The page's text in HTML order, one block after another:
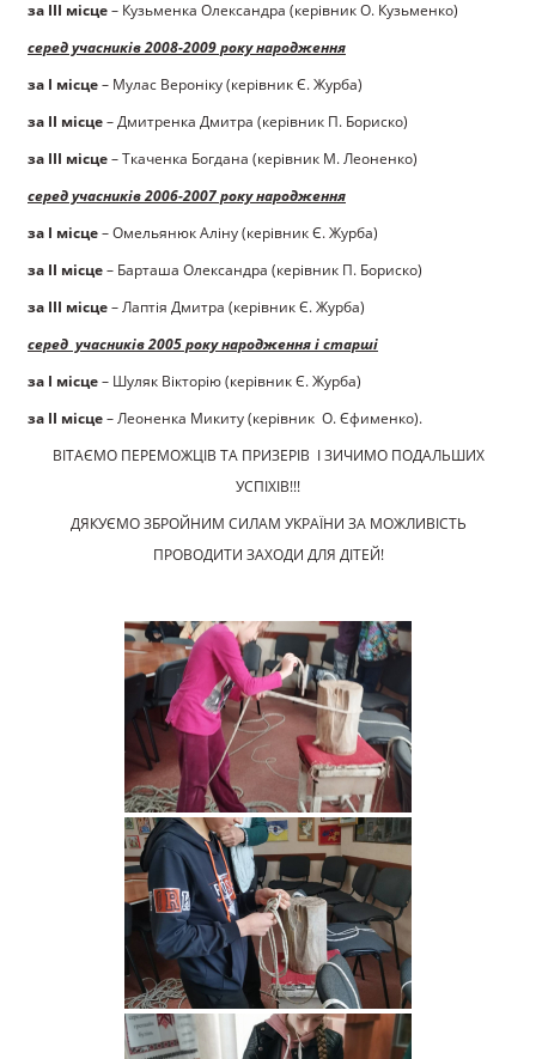
за ІІІ місце – Кузьменка Олександра (керівник О. Кузьменко)
серед учасників 2008-2009 року народження
за І місце – Мулас Вероніку (керівник Є. Журба)
за ІІ місце – Дмитренка Дмитра (керівник П. Бориско)
за ІІІ місце – Ткаченка Богдана (керівник М. Леоненко)
серед учасників 2006-2007 року народження
за І місце – Омельянюк Аліну (керівник Є. Журба)
за ІІ місце – Барташа Олександра (керівник П. Бориско)
за ІІІ місце – Лаптія Дмитра (керівник Є. Журба)
серед учасників 2005 року народження і старші
за І місце – Шуляк Вікторію (керівник Є. Журба)
за ІІ місце – Леоненка Микиту (керівник О. Єфименко).
ВІТАЄМО ПЕРЕМОЖЦІВ ТА ПРИЗЕРІВ І ЗИЧИМО ПОДАЛЬШИХ
УСПІХІВ!!!
ДЯКУЄМО ЗБРОЙНИМ СИЛАМ УКРАЇНИ ЗА МОЖЛИВІСТЬ
ПРОВОДИТИ ЗАХОДИ ДЛЯ ДІТЕЙ!